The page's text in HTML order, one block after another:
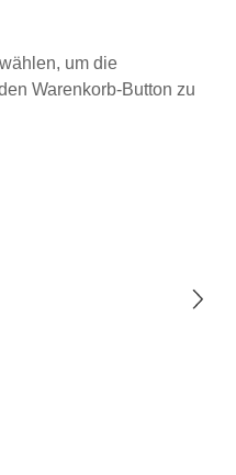
um die
Warenkorb-Button zu